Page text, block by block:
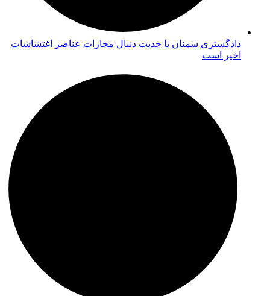
دادگستری سمنان با جدیت دنبال مجازات عناصر اغتشاشات
اخیر است